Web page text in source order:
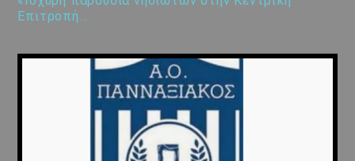
Επιτροπή…